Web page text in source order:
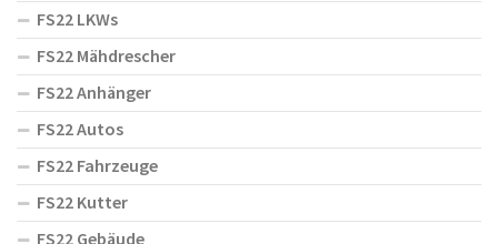
FS22 LKWs
FS22 Mähdrescher
FS22 Anhänger
FS22 Autos
FS22 Fahrzeuge
FS22 Kutter
FS22 Gebäude